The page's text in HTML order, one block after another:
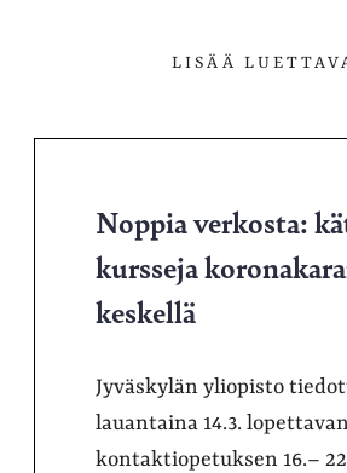
LISÄÄ
Noppia verkosta:
kursseja
keskellä
Jyväskylän yliopisto
lauantaina 14.3.
kontaktiopetuksen 16.–